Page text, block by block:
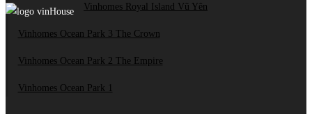
Vinhomes Royal Island Vũ Yên
Vinhomes Ocean Park 3 The Crown
Vinhomes Ocean Park 2 The Empire
Vinhomes Ocean Park 1